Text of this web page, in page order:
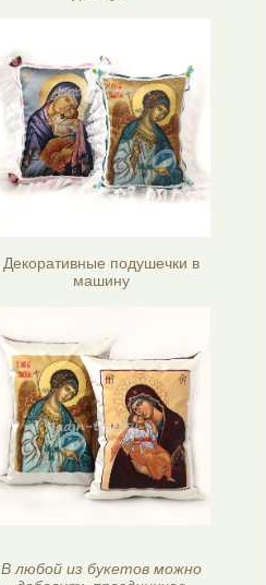
Декоративные подушечки в
машину
В любой из букетов можно